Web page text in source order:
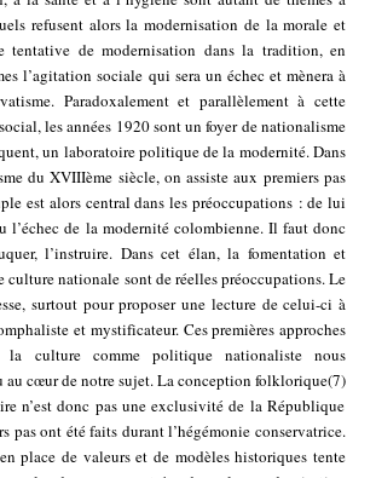
refusent alors la modernisation de la morale et
tentative de modernisation dans la tradition, en
l’agitation sociale qui sera un échec et mènera à
Paradoxalement et parallèlement à cette
les années 1920 sont un foyer de nationalisme
un laboratoire politique de la modernité. Dans
du XVIIIème siècle, on assiste aux premiers pas
est alors central dans les préoccupations : de lui
l’échec de la modernité colombienne. Il faut donc
l’instruire. Dans cet élan, la fomentation et
culture nationale sont de réelles préoccupations. Le
surtout pour proposer une lecture de celui-ci à
et mystificateur. Ces premières approches
culture comme politique nationaliste nous
au cœur de notre sujet. La conception folklorique(7)
n’est donc pas une exclusivité de la République
pas ont été faits durant l’hégémonie conservatrice.
place de valeurs et de modèles historiques tente